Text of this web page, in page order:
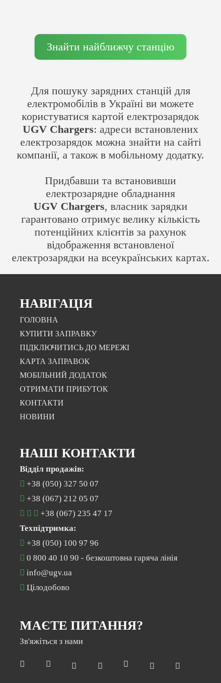
Для пошуку зарядних станцій для
електромобілів в Україні ви можете
користуватися картой електрозарядок
UGV Chargers: адреси встановлених
електрозарядок можна знайти на сайті
компанії, а також в мобільному додатку.
Придбавши та встановивши
електрозарядне обладнання
UGV Chargers, власник зарядки
гарантовано отримує велику кількість
потенційних клієнтів за рахунок
відображення встановленої
електрозарядки на всеукраїнських картах.
Знайти найближчу станцію
НАВІГАЦІЯ
ГОЛОВНА
КУПИТИ ЗАПРАВКУ
ПІДКЛЮЧИТИСЬ ДО МЕРЕЖІ
КАРТА ЗАПРАВОК
МОБІЛЬНИЙ ДОДАТОК
ОТРИМАТИ ПРИБУТОК
КОНТАКТИ
НОВИНИ
НАШІ КОНТАКТИ
Відділ продажів:
+38 (050) 327 50 07
+38 (067) 212 05 07
+38 (067) 235 47 17
Техпідтримка:
+38 (050) 100 97 96
0 800 40 10 90 - безкоштовна гаряча лінія
info@ugv.ua
Цілодобово
МАЄТЕ ПИТАННЯ?
Зв'яжіться з нами